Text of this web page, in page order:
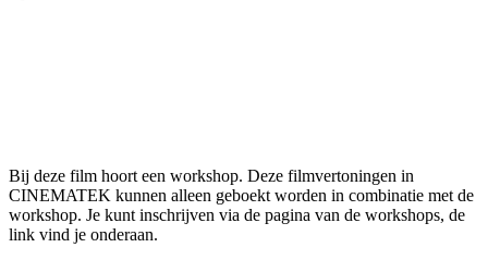
Bij deze film hoort een workshop. Deze filmvertoningen in
CINEMATEK kunnen alleen geboekt worden in combinatie met de
workshop. Je kunt inschrijven via de pagina van de workshops, de
link vind je onderaan.